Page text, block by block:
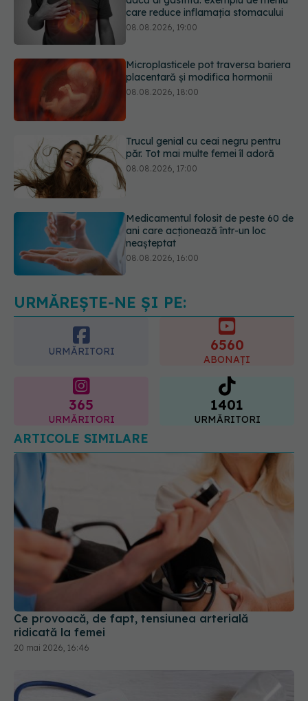
Microplasticele pot traversa bariera
placentară și modifica hormonii
Trucul genial cu ceai negru pentru
păr. Tot mai multe femei îl adoră
Medicamentul folosit de peste 60 de
ani care acționează într-un loc
Transpirații nocturne: semnul ignorat
care poate ascunde probleme
serioase de sănătate
URMĂREȘTE-NE ȘI PE:
URMĂRITORI 6560
ABONAȚI
365
URMĂRITORI
1401
URMĂRITORI
ARTICOLE SIMILARE
Ce provoacă, de fapt, tensiunea arterială
ridicată la femei
20 mai 2026, 16:46